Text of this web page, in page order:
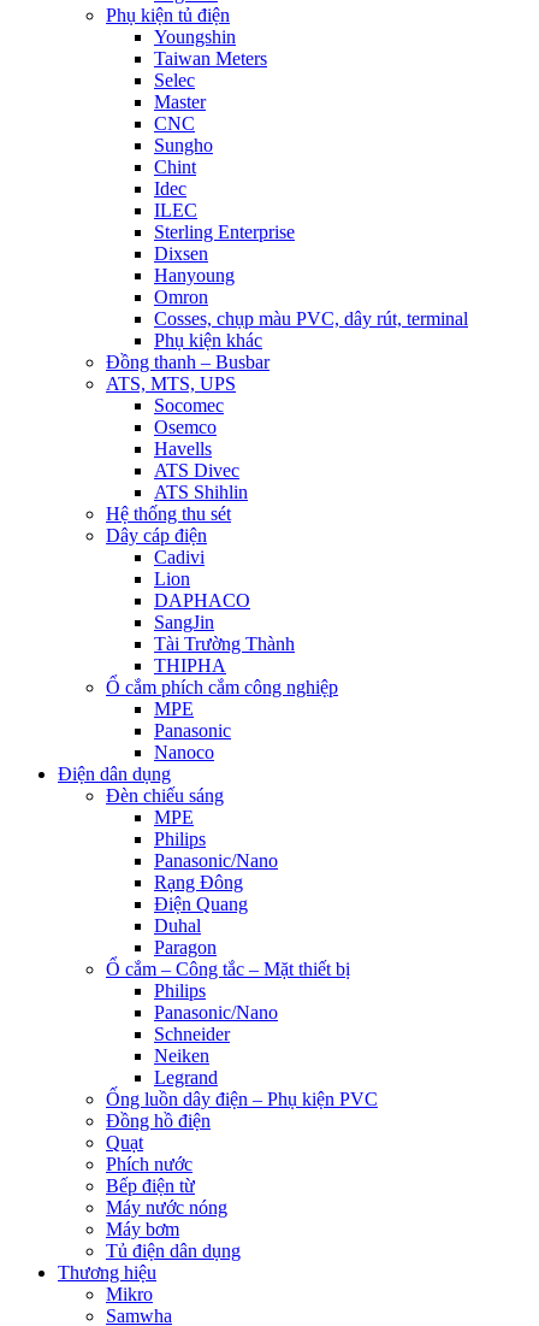
Phụ kiện tủ điện
Youngshin
Taiwan Meters
Selec
Master
CNC
Sungho
Chint
Idec
ILEC
Sterling Enterprise
Dixsen
Hanyoung
Omron
Cosses, chụp màu PVC, dây rút, terminal
Phụ kiện khác
Đồng thanh – Busbar
ATS, MTS, UPS
Socomec
Osemco
Havells
ATS Divec
ATS Shihlin
Hệ thống thu sét
Dây cáp điện
Cadivi
Lion
DAPHACO
SangJin
Tài Trường Thành
THIPHA
Ổ cắm phích cắm công nghiệp
MPE
Panasonic
Nanoco
Điện dân dụng
Đèn chiếu sáng
MPE
Philips
Panasonic/Nano
Rạng Đông
Điện Quang
Duhal
Paragon
Ổ cắm – Công tắc – Mặt thiết bị
Philips
Panasonic/Nano
Schneider
Neiken
Legrand
Ống luồn dây điện – Phụ kiện PVC
Đồng hồ điện
Quạt
Phích nước
Bếp điện từ
Máy nước nóng
Máy bơm
Tủ điện dân dụng
Thương hiệu
Mikro
Samwha